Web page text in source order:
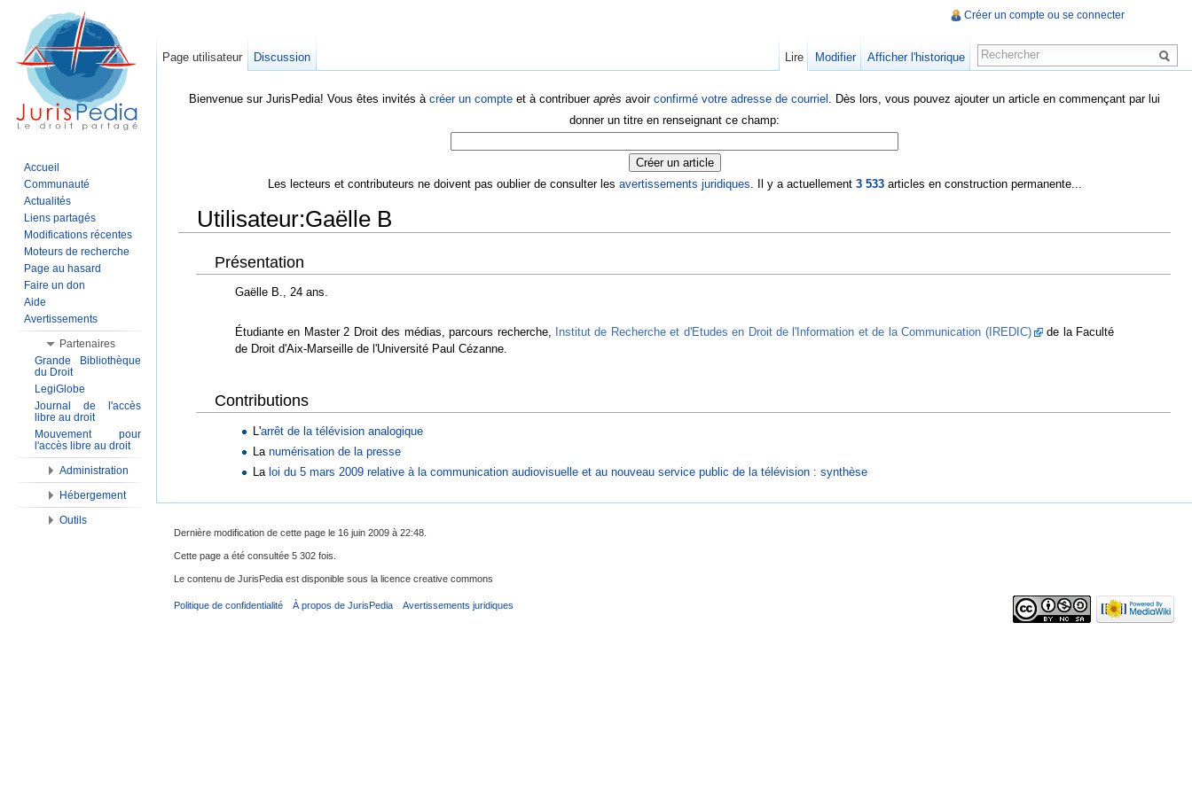
Bienvenue sur JurisPedia! Vous êtes invités à créer un compte et à contribuer après avoir confirmé votre adresse de courriel . Dès lors, vous pouvez ajouter un article en commençant par lui
donner un titre en renseignant ce champ:
Les lecteurs et contributeurs ne doivent pas oublier de consulter les avertissements juridiques. Il y a actuellement 3 533articles en construction permanente...
Utilisateur:Gaëlle B
Présentation
Gaëlle B., 24 ans.
Étudiante en Master 2 Droit des médias, parcours recherche, Institut de Recherche et d'Etudes en Droit de l'Information et de la Communication (IREDIC)
de la Faculté
de Droit d'Aix-Marseille de l'Université Paul Cézanne.
Contributions
L'arrêt de la télévision analogique
Lanumérisation de la presse
La loi du 5 mars 2009 relative à la communication audiovisuelle et au nouveau service public de la télévision : synthèse
Créer un compte ou se connecter
Page utilisateur Discussion Lire Modifier Afficher l'historique
Accueil
Communauté
Actualités
Liens partagés
Modifications récentes
Moteurs de recherche
Page au hasard
Faire un don
Aide
Avertissements
Partenaires
Grande Bibliothèque
du Droit
LegiGlobe
Journal de l'accès
libre au droit
Mouvement pour
l'accès libre au droit
Administration
Hébergement
Outils
Dernière modification de cette page le 16 juin 2009 à 22:48.
Cette page a été consultée 5 302 fois.
Le contenu de JurisPedia est disponible sous la licence creative commons
Politique de confidentialité À propos de JurisPedia Avertissements juridiques